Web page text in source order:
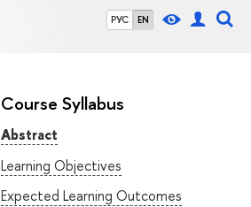
РУС EN
Course Syllabus
Abstract
Learning Objectives
Expected Learning Outcomes